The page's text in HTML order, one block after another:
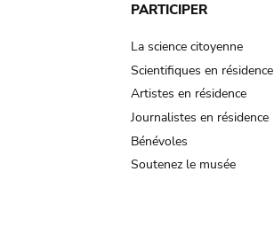
PARTICIPER
La science citoyenne
Scientifiques en résidence
Artistes en résidence
Journalistes en résidence
Bénévoles
Soutenez le musée